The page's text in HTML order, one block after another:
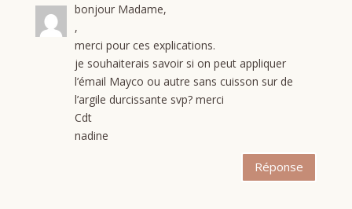
bonjour Madame,
,
merci pour ces explications.
je souhaiterais savoir si on peut appliquer
l’émail Mayco ou autre sans cuisson sur de
l’argile durcissante svp? merci
Cdt
nadine
Réponse